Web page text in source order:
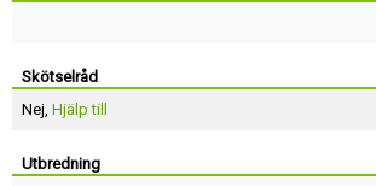
Skötselråd
Nej, Hjälp till
Utbredning